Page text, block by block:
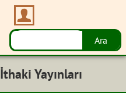
İthaki Yayınları